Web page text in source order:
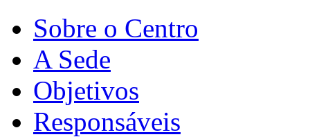
Sobre o Centro
A Sede
Objetivos
Responsáveis